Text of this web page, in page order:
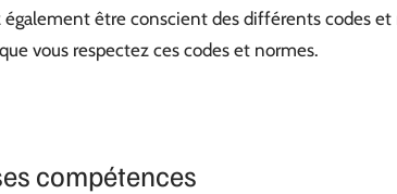
également être conscient des différents codes
vous respectez ces codes et normes.
compétences